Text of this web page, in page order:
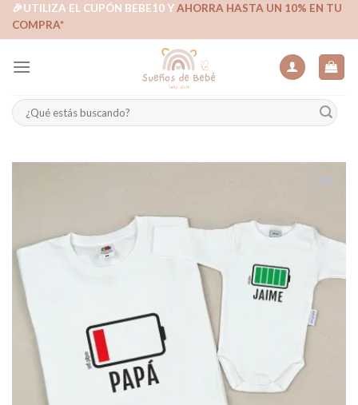
Skip🎉UTILIZA EL CUPÓN BEBE10 YAHORRA HASTA UN 10% EN TU
COMPRA*
Buscar
por:
Añadir
deseos